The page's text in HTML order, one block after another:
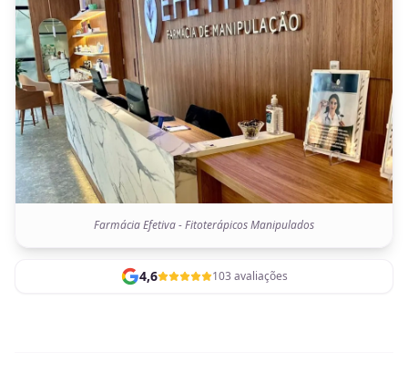
Farmácia Efetiva - Fitoterápicos Manipulados
4,6 103 avaliações